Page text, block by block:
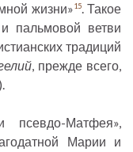
жизни»15. Такое
пальмовой ветви
традиций
, прежде всего,
Матфея»,
Марии и